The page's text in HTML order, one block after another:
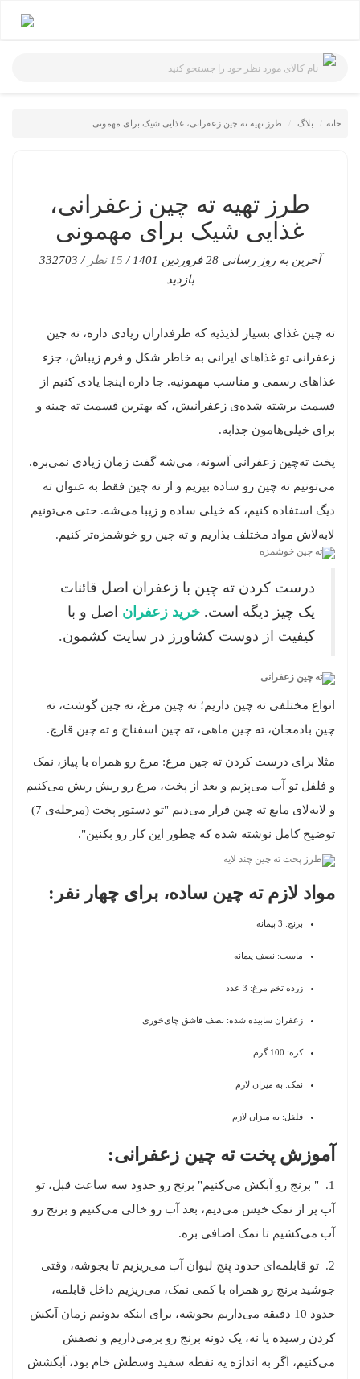
نام کالای مورد نظر خود را جستجو کنید
خانه بلاگ طرز تهیه ته‌ چین زعفرانی، غذایی شیک برای مهمونی
طرز تهیه ته‌ چین زعفرانی،
غذایی شیک برای مهمونی
آخرین به روز رسانی 28 فروردین 1401 / 15 نظر
/ 332703
بازدید
ته چین غذای بسیار لذیذیه که طرفداران زیادی داره، ته چین
زعفرانی تو غذاهای ایرانی به خاطر شکل و فرم زیباش، جزء
غذاهای رسمی و مناسب مهمونیه. جا داره اینجا یادی کنیم از
قسمت برشته شده‌ی زعفرانیش، که بهترین قسمت ته چینه و
برای خیلی‌هامون جذابه.
پخت ته‌چین زعفرانی آسونه، می‌شه گفت زمان زیادی نمی‌بره.
می‌تونیم ته چین رو ساده بپزیم و از ته چین فقط به عنوان ته
دیگ استفاده کنیم، که خیلی ساده و زیبا می‌شه. حتی می‌تونیم
لابه‌لاش مواد مختلف بذاریم و ته چین رو خوشمزه‌تر کنیم.
درست کردن ته چین با زعفران اصل قائنات
یک چیز دیگه است. خرید زعفران اصل و با
کیفیت از دوست کشاورز در سایت کشمون.
انواع مختلفی ته چین داریم؛ ته چین مرغ، ته چین گوشت، ته
چین بادمجان، ته چین ماهی، ته چین اسفناج و ته چین قارچ.
مثلا برای درست کردن ته چین مرغ: مرغ رو همراه با پیاز، نمک
و فلفل تو آب می‌پزیم و بعد از پخت، مرغ رو ریش ریش می‌کنیم
و لابه‌لای مایع ته چین قرار می‌دیم "تو دستور پخت (مرحله‌ی 7)
توضیح کامل نوشته شده که چطور این کار رو بکنین".
مواد لازم ته چین ساده، برای چهار نفر:
برنج: 3 پیمانه
ماست: نصف پیمانه
زرده تخم مرغ: 3 عدد
زعفران سابیده شده: نصف قاشق چای‌خوری
کره: 100 گرم
نمک: به میزان لازم
فلفل: به میزان لازم
آموزش پخت ته چین زعفرانی:
1. " برنج رو آبکش می‌کنیم" برنج رو حدود سه ساعت قبل، تو
آب پر از نمک خیس می‌دیم، بعد آب رو خالی می‌کنیم و برنج رو
آب می‌کشیم تا نمک اضافی بره.
2. تو قابلمه‌ای حدود پنج لیوان آب می‌ریزیم تا بجوشه، وقتی
جوشید برنج رو همراه با کمی نمک، می‌ریزیم داخل قابلمه،
حدود 10 دقیقه می‌ذاریم بجوشه، برای اینکه بدونیم زمان آبکش
کردن رسیده یا نه، یک دونه برنج رو برمی‌داریم و نصفش
می‌کنیم، اگر به اندازه یه نقطه سفید وسطش خام بود، آبکشش